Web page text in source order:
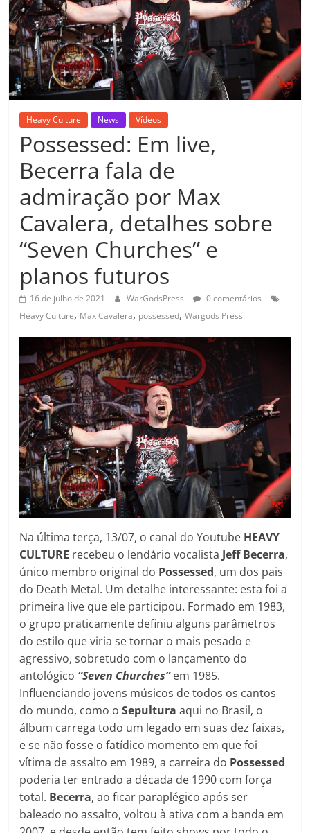
Heavy Culture News Vídeos
Possessed: Em live,
Becerra fala de
admiração por Max
Cavalera, detalhes sobre
“Seven Churches” e
planos futuros
16 de julho de 2021 WarGodsPress
0 comentários
Heavy Culture, Max Cavalera, possessed,Wargods Press
Na última terça, 13/07, o canal do Youtube HEAVY
CULTURE recebeu o lendário vocalista Jeff Becerra,
único membro original do Possessed, um dos pais
do Death Metal. Um detalhe interessante: esta foi a
primeira live que ele participou. Formado em 1983,
o grupo praticamente definiu alguns parâmetros
do estilo que viria se tornar o mais pesado e
agressivo, sobretudo com o lançamento do
antológico “Seven Churches”em 1985.
Influenciando jovens músicos de todos os cantos
do mundo, como oSepultura aqui no Brasil, o
álbum carrega todo um legado em suas dez faixas,
e se não fosse o fatídico momento em que foi
vítima de assalto em 1989, a carreira do Possessed
poderia ter entrado a década de 1990 com força
total. Becerra, ao ficar paraplégico após ser
baleado no assalto, voltou à ativa com a banda em